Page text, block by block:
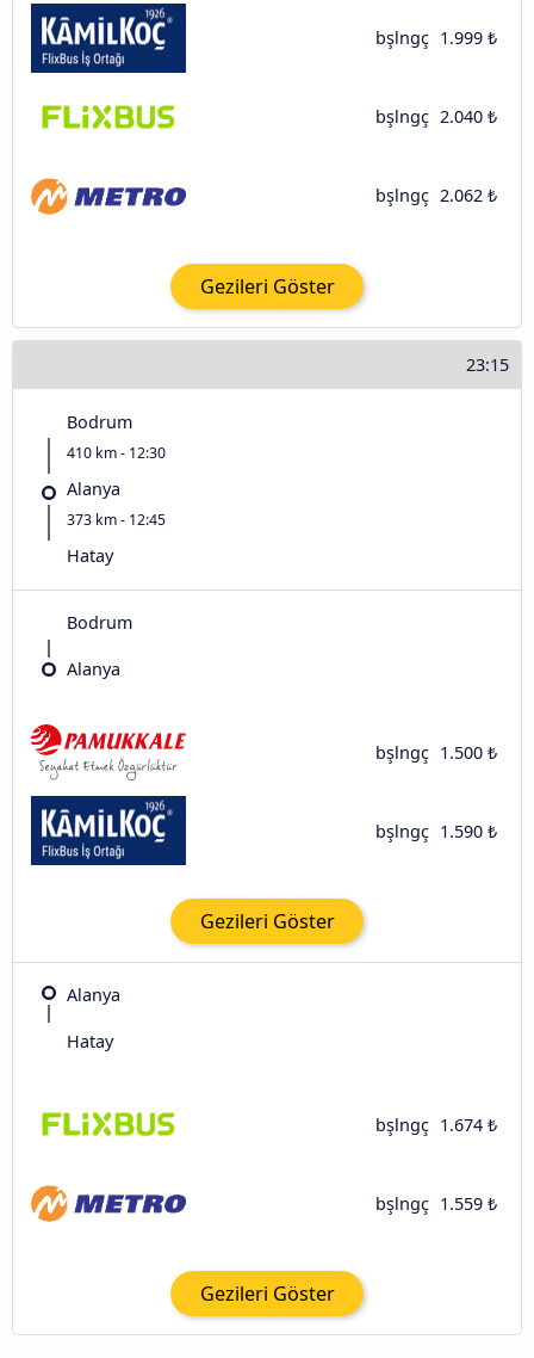
bşlngç 1.999 ₺
bşlngç 2.040 ₺
bşlngç 2.062 ₺
Gezileri Göster
23:15
Bodrum
410 km - 12:30
Alanya
373 km - 12:45
Hatay
Bodrum
Alanya
bşlngç 1.500 ₺
bşlngç 1.590 ₺
Gezileri Göster
Alanya
Hatay
bşlngç 1.674 ₺
bşlngç 1.559 ₺
Gezileri Göster